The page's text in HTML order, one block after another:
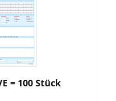
= 100 Stück